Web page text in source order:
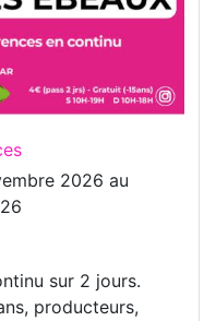
2026 au
sur 2 jours.
producteurs,